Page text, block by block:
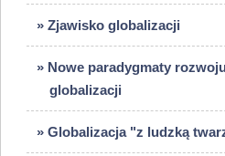
» Zjawisko globalizacji
» Nowe paradygmaty
globalizacji
» Globalizacja "z ludzką